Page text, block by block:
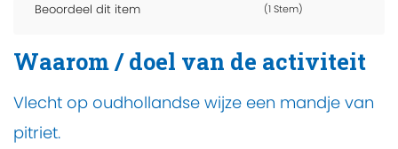
Beoordeel dit item (1 Stem)
Waarom / doel van de activiteit
Vlecht op oudhollandse wijze een mandje van
pitriet.